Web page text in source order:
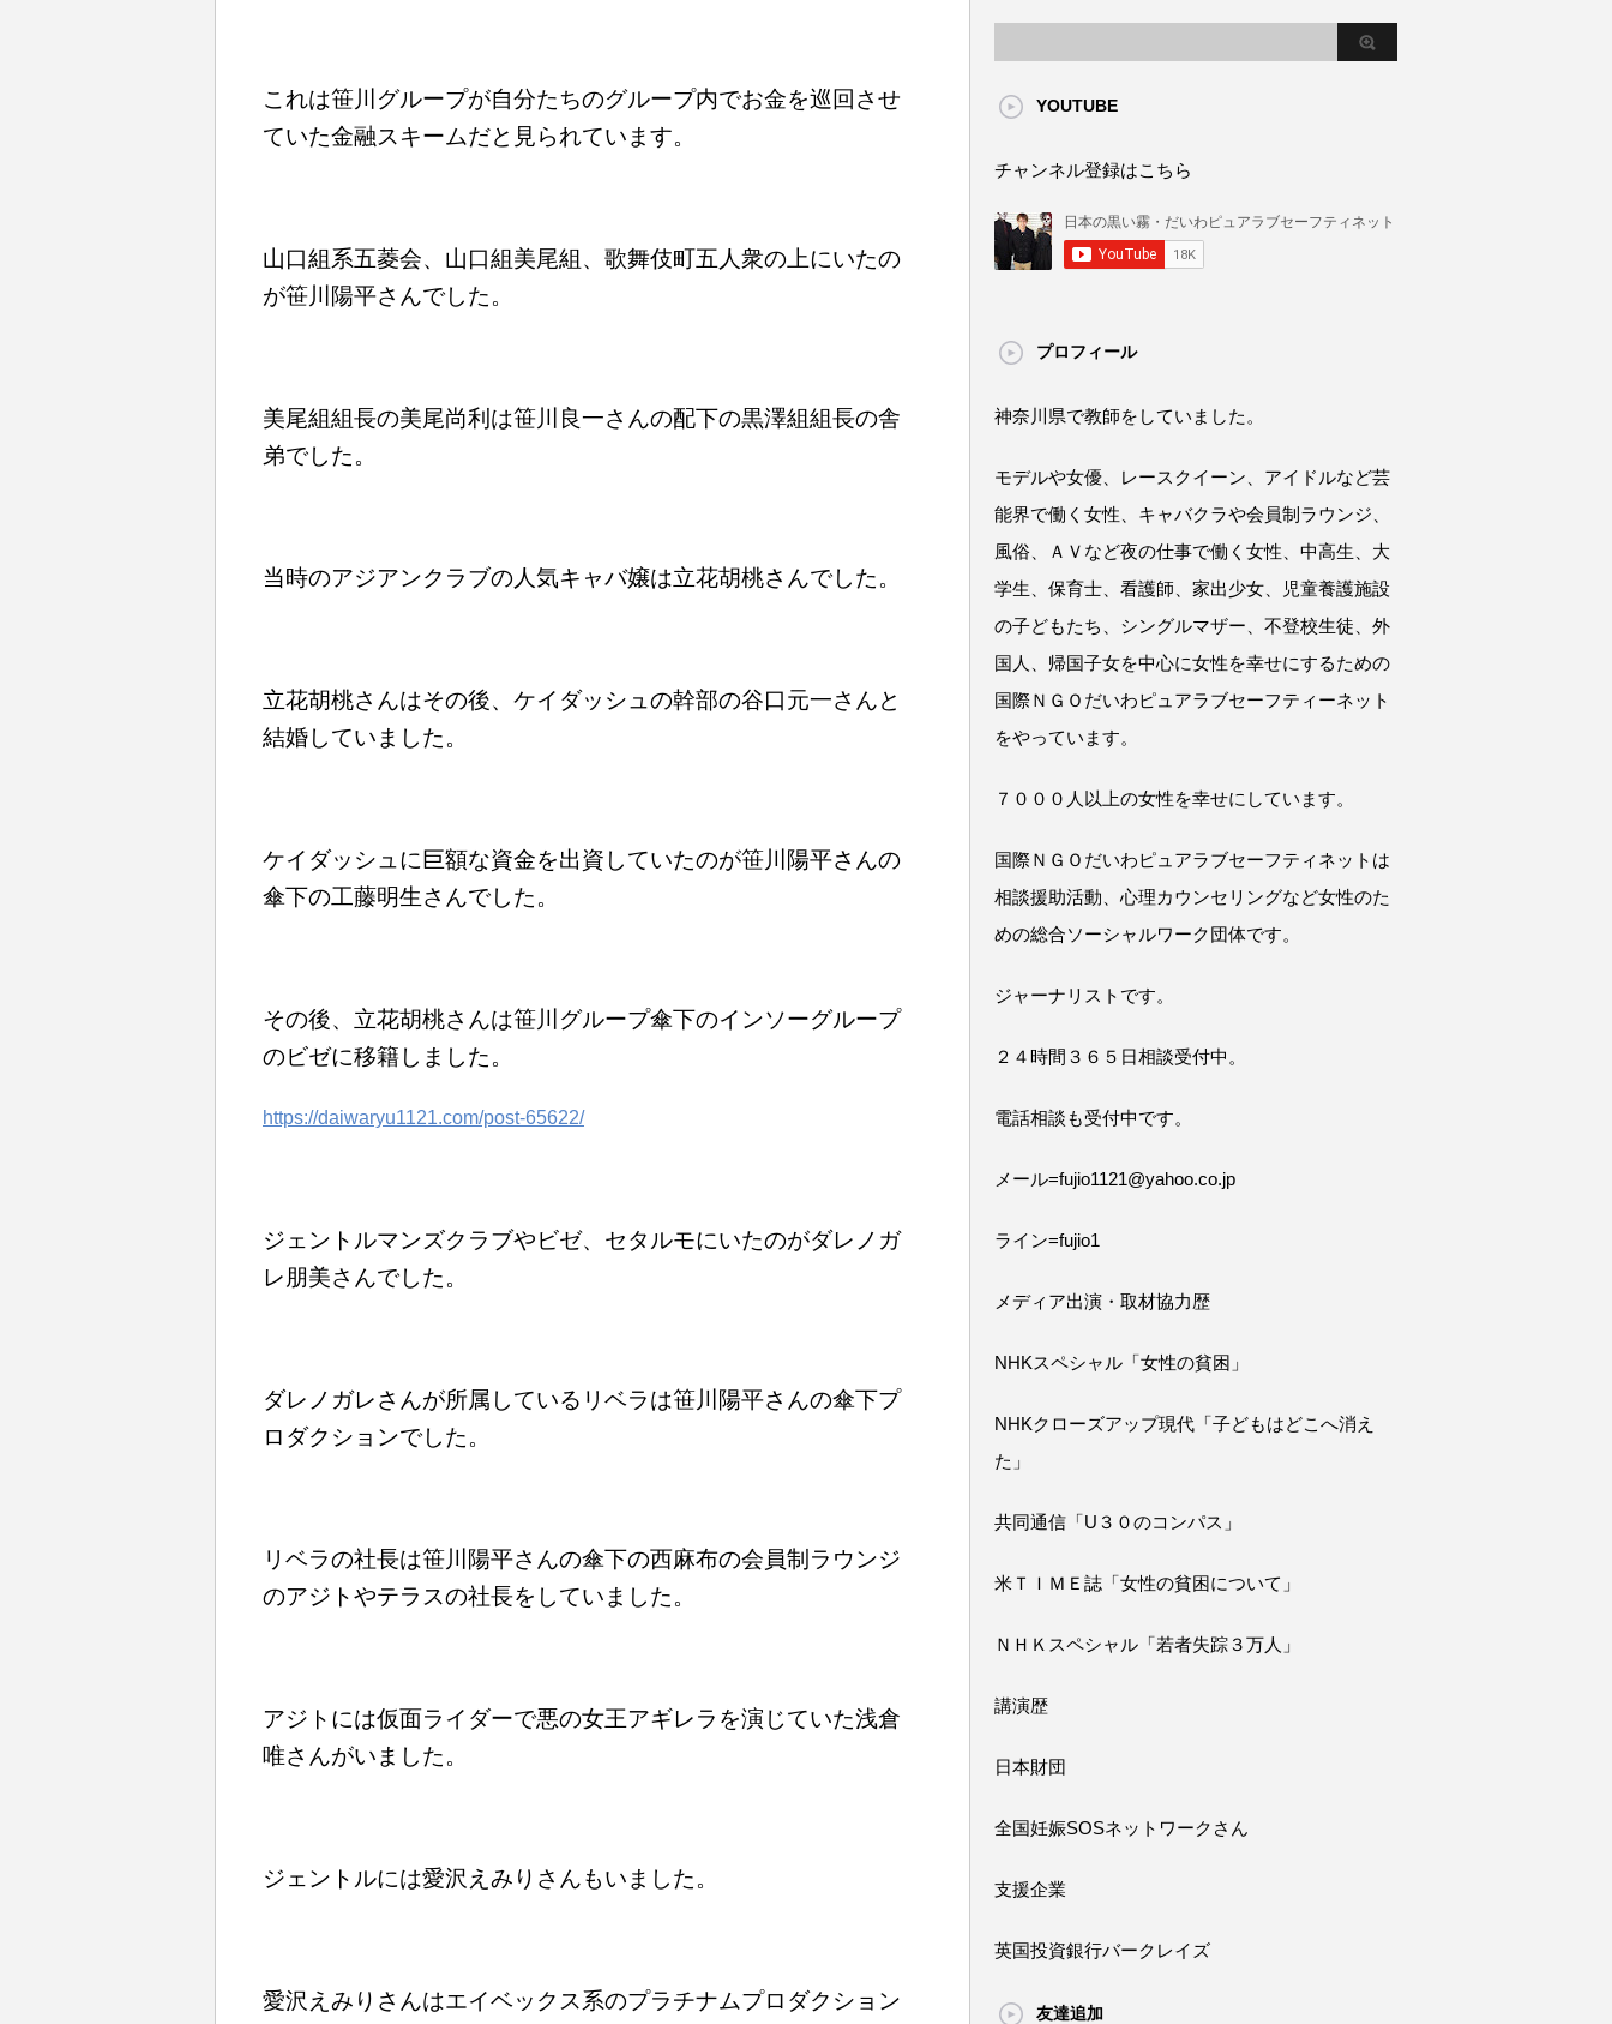
これは笹川グループが自分たちのグループ内でお金を巡回させ
ていた金融スキームだと見られています。
山口組系五菱会、山口組美尾組、歌舞伎町五人衆の上にいたの
が笹川陽平さんでした。
美尾組組長の美尾尚利は笹川良一さんの配下の黒澤組組長の舎
弟でした。
当時のアジアンクラブの人気キャバ嬢は立花胡桃さんでした。
立花胡桃さんはその後、ケイダッシュの幹部の谷口元一さんと
結婚していました。
ケイダッシュに巨額な資金を出資していたのが笹川陽平さんの
傘下の工藤明生さんでした。
その後、立花胡桃さんは笹川グループ傘下のインソーグループ
のビゼに移籍しました。
https://daiwaryu1121.com/post-65622/
ジェントルマンズクラブやビゼ、セタルモにいたのがダレノガ
レ朋美さんでした。
ダレノガレさんが所属しているリベラは笹川陽平さんの傘下プ
ロダクションでした。
リベラの社長は笹川陽平さんの傘下の西麻布の会員制ラウンジ
のアジトやテラスの社長をしていました。
アジトには仮面ライダーで悪の女王アギレラを演じていた浅倉
唯さんがいました。
ジェントルには愛沢えみりさんもいました。
愛沢えみりさんはエイベックス系のプラチナムプロダクション
YOUTUBE
チャンネル登録はこちら
プロフィール
神奈川県で教師をしていました。
モデルや女優、レースクイーン、アイドルなど芸
能界で働く女性、キャバクラや会員制ラウンジ、
風俗、ＡＶなど夜の仕事で働く女性、中高生、大
学生、保育士、看護師、家出少女、児童養護施設
の子どもたち、シングルマザー、不登校生徒、外
国人、帰国子女を中心に女性を幸せにするための
国際ＮＧＯだいわピュアラブセーフティーネット
をやっています。
７０００人以上の女性を幸せにしています。
国際ＮＧＯだいわピュアラブセーフティネットは
相談援助活動、心理カウンセリングなど女性のた
めの総合ソーシャルワーク団体です。
ジャーナリストです。
２４時間３６５日相談受付中。
電話相談も受付中です。
メール=fujio1121@yahoo.co.jp
ライン=fujio1
メディア出演・取材協力歴
NHKスペシャル「女性の貧困」
NHKクローズアップ現代「子どもはどこへ消え
た」
共同通信「U３０のコンパス」
米ＴＩＭＥ誌「女性の貧困について」
ＮＨＫスペシャル「若者失踪３万人」
講演歴
日本財団
全国妊娠SOSネットワークさん
支援企業
英国投資銀行バークレイズ
友達追加